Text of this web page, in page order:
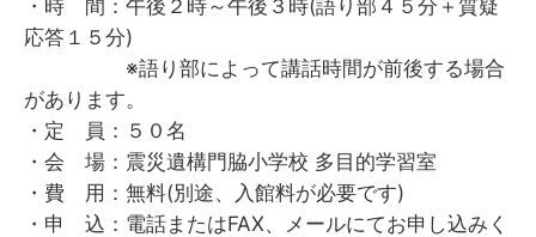
・時 間：午後２時～午後３時(語り部４５分＋質疑
応答１５分)
※語り部によって講話時間が前後する場合
があります。
・定 員：５０名
・会 場：震災遺構門脇小学校 多目的学習室
・費 用：無料(別途、入館料が必要です)
・申 込：電話またはFAX、メールにてお申し込みく